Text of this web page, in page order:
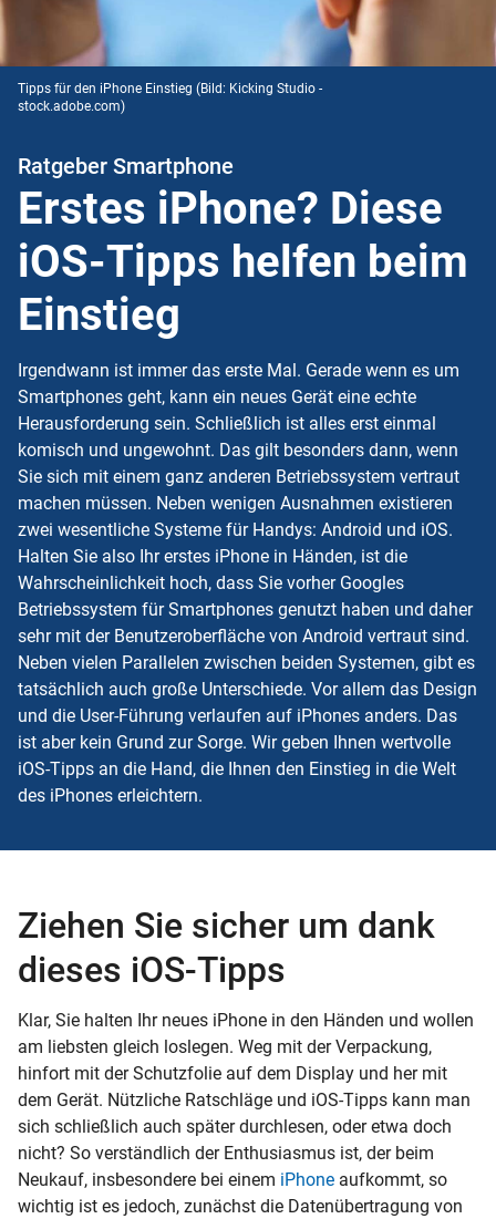
Tipps für den iPhone Einstieg (Bild: Kicking Studio -
stock.adobe.com)
Ratgeber Smartphone
Erstes iPhone? Diese
iOS-Tipps helfen beim
Einstieg
Irgendwann ist immer das erste Mal. Gerade wenn es um
Smartphones geht, kann ein neues Gerät eine echte
Herausforderung sein. Schließlich ist alles erst einmal
komisch und ungewohnt. Das gilt besonders dann, wenn
Sie sich mit einem ganz anderen Betriebssystem vertraut
machen müssen. Neben wenigen Ausnahmen existieren
zwei wesentliche Systeme für Handys: Android und iOS.
Halten Sie also Ihr erstes iPhone in Händen, ist die
Wahrscheinlichkeit hoch, dass Sie vorher Googles
Betriebssystem für Smartphones genutzt haben und daher
sehr mit der Benutzeroberfläche von Android vertraut sind.
Neben vielen Parallelen zwischen beiden Systemen, gibt es
tatsächlich auch große Unterschiede. Vor allem das Design
und die User-Führung verlaufen auf iPhones anders. Das
ist aber kein Grund zur Sorge. Wir geben Ihnen wertvolle
iOS-Tipps an die Hand, die Ihnen den Einstieg in die Welt
des iPhones erleichtern.
Ziehen Sie sicher um dank
dieses iOS-Tipps
Klar, Sie halten Ihr neues iPhone in den Händen und wollen
am liebsten gleich loslegen. Weg mit der Verpackung,
hinfort mit der Schutzfolie auf dem Display und her mit
dem Gerät. Nützliche Ratschläge und iOS-Tipps kann man
sich schließlich auch später durchlesen, oder etwa doch
nicht? So verständlich der Enthusiasmus ist, der beim
Neukauf, insbesondere bei einem iPhone aufkommt, so
wichtig ist es jedoch, zunächst die Datenübertragung von